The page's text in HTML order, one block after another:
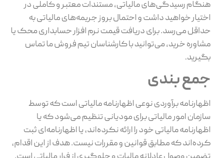
هنگام رسیدگی‌های مالیاتی، مستندات معتبر و کاملی در
اختیار خواهید داشت و احتمال بروز جریمه‌های مالیاتی به
حداقل می‌رسد. برای دریافت قیمت نرم ‌افزار حسابداری محک یا
مشاوره خرید، می‌توانید با کارشناسان تیم فروش ما تماس
بگیرید.
جمع بندی
اظهارنامه برآوردی نوعی اظهارنامه مالیاتی است که توسط
سازمان امور مالیاتی برای مودیانی تنظیم می‌شود که یا
اظهارنامه مالیاتی خود را ارائه نکرده‌اند، یا اظهارنامه‌ای ثبت
کرده‌اند که مطابق قوانین و مقررات نیست. هدف از این اقدام،